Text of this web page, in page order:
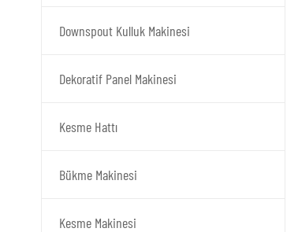
Downspout Kulluk Makinesi
Dekoratif Panel Makinesi
Kesme Hattı
Bükme Makinesi
Kesme Makinesi